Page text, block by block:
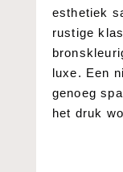
esthetiek
rustige
luxe. Een
genoeg
het druk